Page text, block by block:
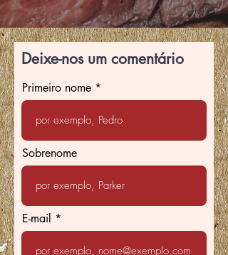
Deixe-nos um comentário
Primeiro nome
Sobrenome
E-mail